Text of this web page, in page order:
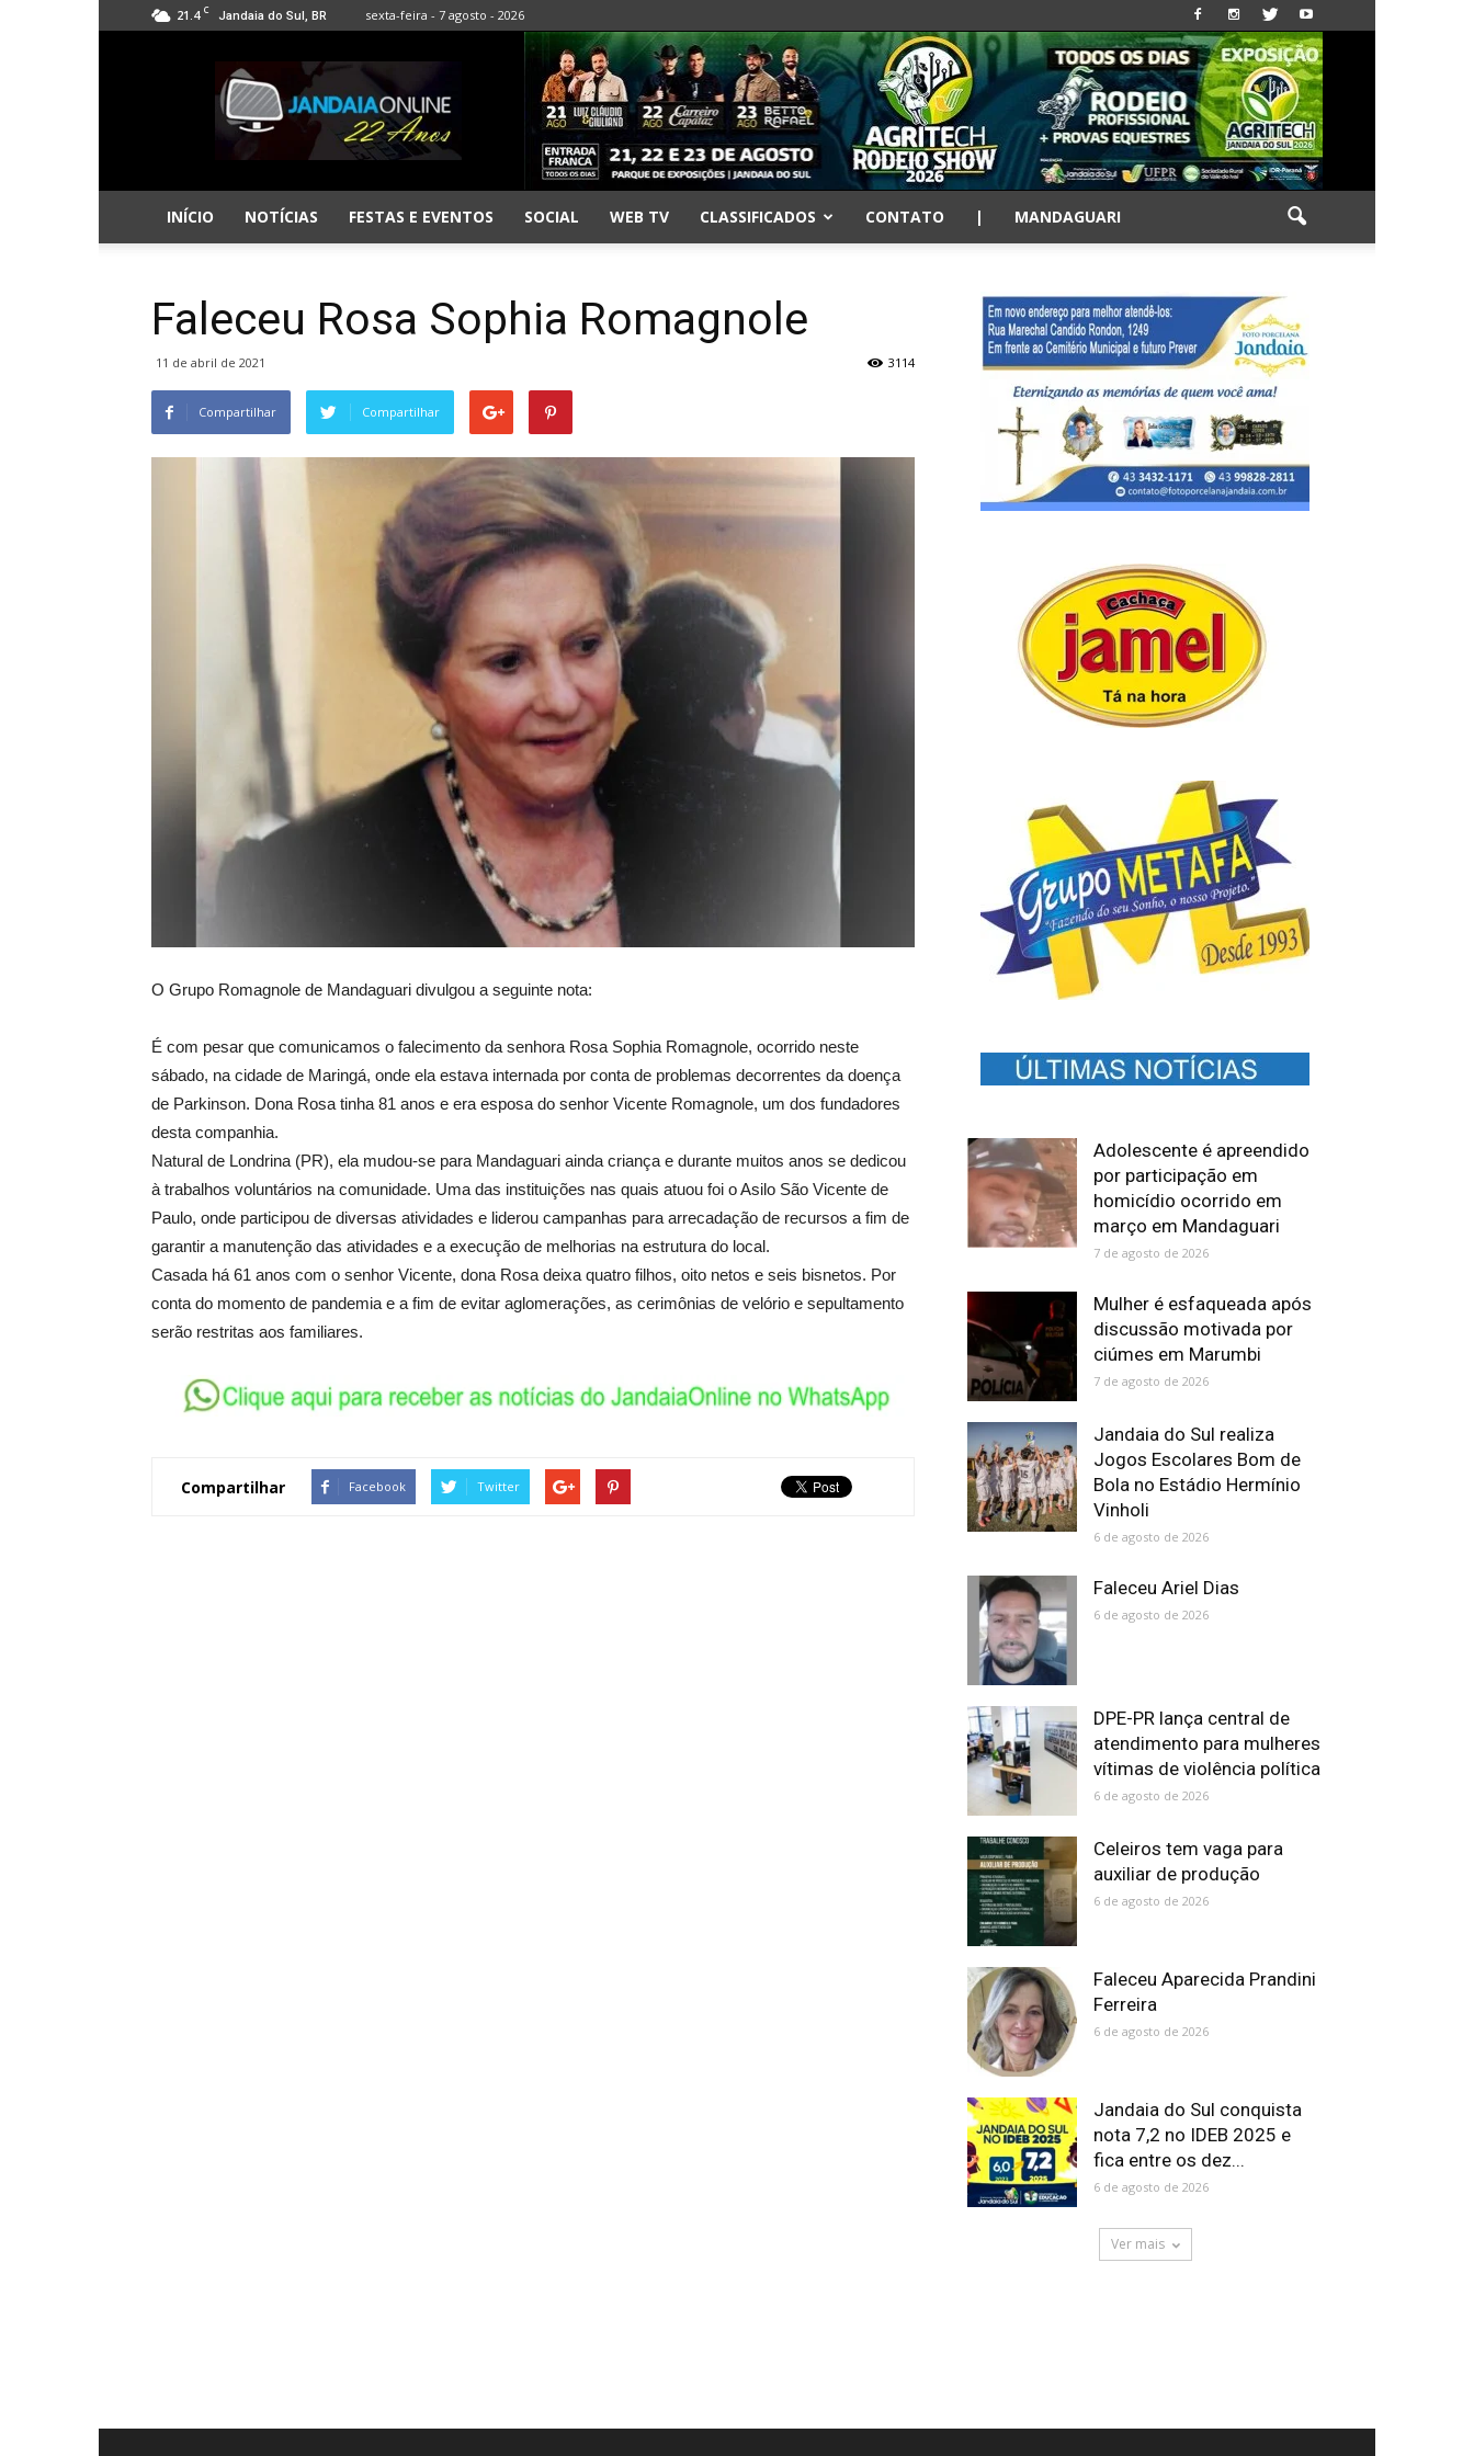
21.4 C Jandaia do Sul, BR sexta-feira - 7 agosto - 2026
Jandaia
Online
INÍCIO NOTÍCIAS FESTAS E EVENTOS SOCIAL WEB TV CLASSIFICADOS CONTATO | MANDAGUARI
Faleceu Rosa Sophia Romagnole
11 de abril de 2021 3114
Compartilhar Compartilhar
O Grupo Romagnole de Mandaguari divulgou a seguinte nota:
É com pesar que comunicamos o falecimento da senhora Rosa Sophia Romagnole, ocorrido neste
sábado, na cidade de Maringá, onde ela estava internada por conta de problemas decorrentes da doença
de Parkinson. Dona Rosa tinha 81 anos e era esposa do senhor Vicente Romagnole, um dos fundadores
desta companhia.
Natural de Londrina (PR), ela mudou-se para Mandaguari ainda criança e durante muitos anos se dedicou
à trabalhos voluntários na comunidade. Uma das instituições nas quais atuou foi o Asilo São Vicente de
Paulo, onde participou de diversas atividades e liderou campanhas para arrecadação de recursos a fim de
garantir a manutenção das atividades e a execução de melhorias na estrutura do local.
Casada há 61 anos com o senhor Vicente, dona Rosa deixa quatro filhos, oito netos e seis bisnetos. Por
conta do momento de pandemia e a fim de evitar aglomerações, as cerimônias de velório e sepultamento
serão restritas aos familiares.
Compartilhar Facebook Twitter
Adolescente é apreendido
por participação em
homicídio ocorrido em
março em Mandaguari
7 de agosto de 2026
Mulher é esfaqueada após
discussão motivada por
ciúmes em Marumbi
7 de agosto de 2026
Jandaia do Sul realiza
Jogos Escolares Bom de
Bola no Estádio Hermínio
Vinholi
6 de agosto de 2026
Faleceu Ariel Dias
6 de agosto de 2026
DPE-PR lança central de
atendimento para mulheres
vítimas de violência política
6 de agosto de 2026
Celeiros tem vaga para
auxiliar de produção
6 de agosto de 2026
Faleceu Aparecida Prandini
Ferreira
6 de agosto de 2026
Jandaia do Sul conquista
nota 7,2 no IDEB 2025 e
fica entre os dez...
6 de agosto de 2026
Ver mais